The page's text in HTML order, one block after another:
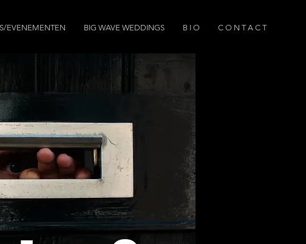
EVENEMENTEN BIG WAVE WEDDINGS B I O C O N T A C T